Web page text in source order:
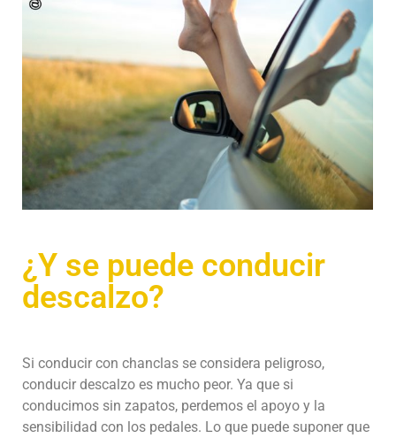
¿Y se puede conducir
descalzo?
Si conducir con chanclas se considera peligroso,
conducir descalzo es mucho peor. Ya que si
conducimos sin zapatos, perdemos el apoyo y la
sensibilidad con los pedales. Lo que puede suponer que